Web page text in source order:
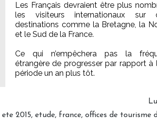
Les Français devraient être plus
les visiteurs internationaux sur
destinations comme la Bretagne, la
et le Sud de la France.
Ce qui n’empêchera pas la
étrangère de progresser par rapport à
période un an plus tôt.
ete 2015, etude, france, offices de tourisme